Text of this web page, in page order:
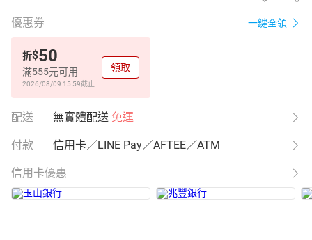
優惠券 一鍵全領
折$50
滿555元可用
2026/08/09 15:59截止
領取
配送 無實體配送 免運
付款 信用卡／LINE Pay／AFTEE／ATM
信用卡優惠